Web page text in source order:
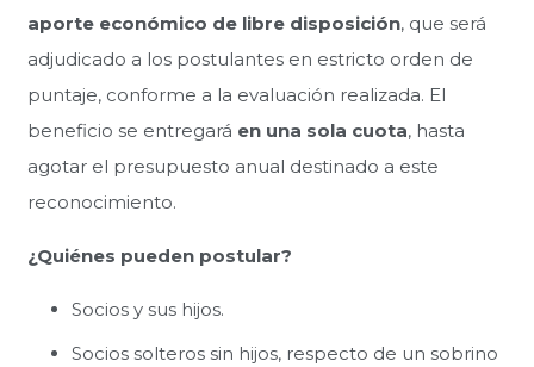
aporte económico de libre disposición, que será
adjudicado a los postulantes en estricto orden de
puntaje, conforme a la evaluación realizada. El
beneficio se entregará en una sola cuota, hasta
agotar el presupuesto anual destinado a este
reconocimiento.
¿Quiénes pueden postular?
Socios y sus hijos.
Socios solteros sin hijos, respecto de un sobrino